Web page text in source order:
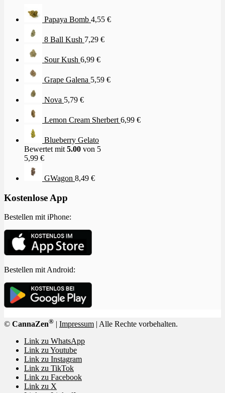
Papaya Bomb 4,55 €
8 Ball Kush 7,29 €
Sour Kush 6,99 €
Grape Galena 5,59 €
Nova 5,79 €
Lemon Cream Sherbert 6,99 €
Blueberry Gelato
Bewertet mit 5.00 von 5
5,99 €
GWagon 8,49 €
Kostenlose App
Bestellen mit iPhone:
Bestellen mit Android:
© CannaZen® | Impressum | Alle Rechte vorbehalten.
Link zu WhatsApp
Link zu Youtube
Link zu Instagram
Link zu TikTok
Link zu Facebook
Link zu X